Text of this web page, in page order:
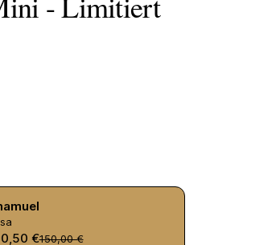
€150,00 €